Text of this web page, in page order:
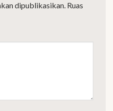
dipublikasikan. Ruas